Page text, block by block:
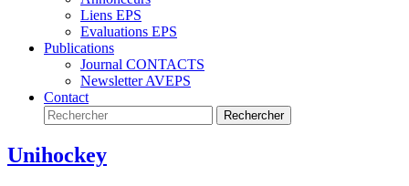
Liens EPS
Evaluations EPS
Publications
Journal CONTACTS
Newsletter AVEPS
Contact
Unihockey